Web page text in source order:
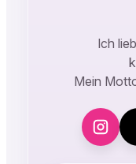
Ich
Mein